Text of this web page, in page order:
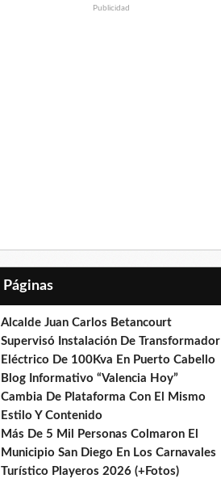
Publicidad
Páginas
Alcalde Juan Carlos Betancourt
Supervisó Instalación De Transformador
Eléctrico De 100Kva En Puerto Cabello
Blog Informativo “Valencia Hoy”
Cambia De Plataforma Con El Mismo
Estilo Y Contenido
Más De 5 Mil Personas Colmaron El
Municipio San Diego En Los Carnavales
Turístico Playeros 2026 (+Fotos)